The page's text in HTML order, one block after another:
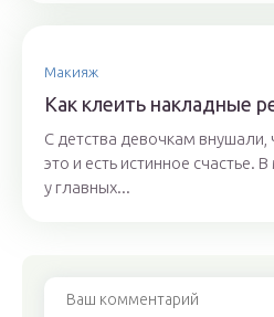
Макияж
Как клеить накладные
С детства девочкам
это и есть истинное счастье.
у главных...